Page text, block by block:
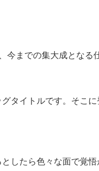
今までの集大成となる
タイトルです。そこ
したら色々な面で覚